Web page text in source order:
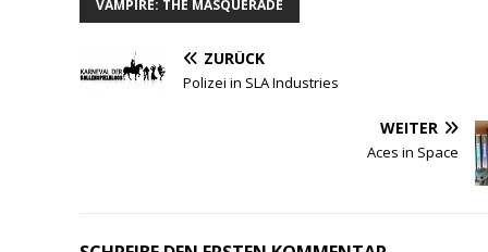
VAMPIRE: THE MASQUERADE
ZURÜCK
Polizei in SLA Industries
WEITER
Aces in Space